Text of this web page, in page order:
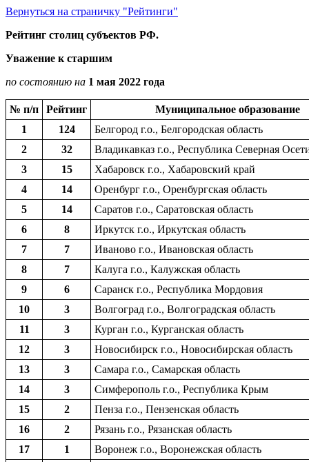
Вернуться на страничку "Рейтинги"
Рейтинг столиц субъектов РФ.
Уважение к старшим
по состоянию на 1 мая 2022 года
№ п/п Рейтинг
Муниципальное образование
1
124
Белгород г.о., Белгородская область
2
32
Владикавказ г.о., Республика Северная
3
15
Хабаровск г.о., Хабаровский край
4
14
Оренбург г.о., Оренбургская область
5
14
Саратов г.о., Саратовская область
6
8
Иркутск г.о., Иркутская область
7
7
Иваново г.о., Ивановская область
8
7
Калуга г.о., Калужская область
9
6
Саранск г.о., Республика Мордовия
10
3
Волгоград г.о., Волгоградская область
11
3
Курган г.о., Курганская область
12
3
Новосибирск г.о., Новосибирская область
13
3
Самара г.о., Самарская область
14
3
Симферополь г.о., Республика Крым
15
2
Пенза г.о., Пензенская область
16
2
Рязань г.о., Рязанская область
17
1
Воронеж г.о., Воронежская область